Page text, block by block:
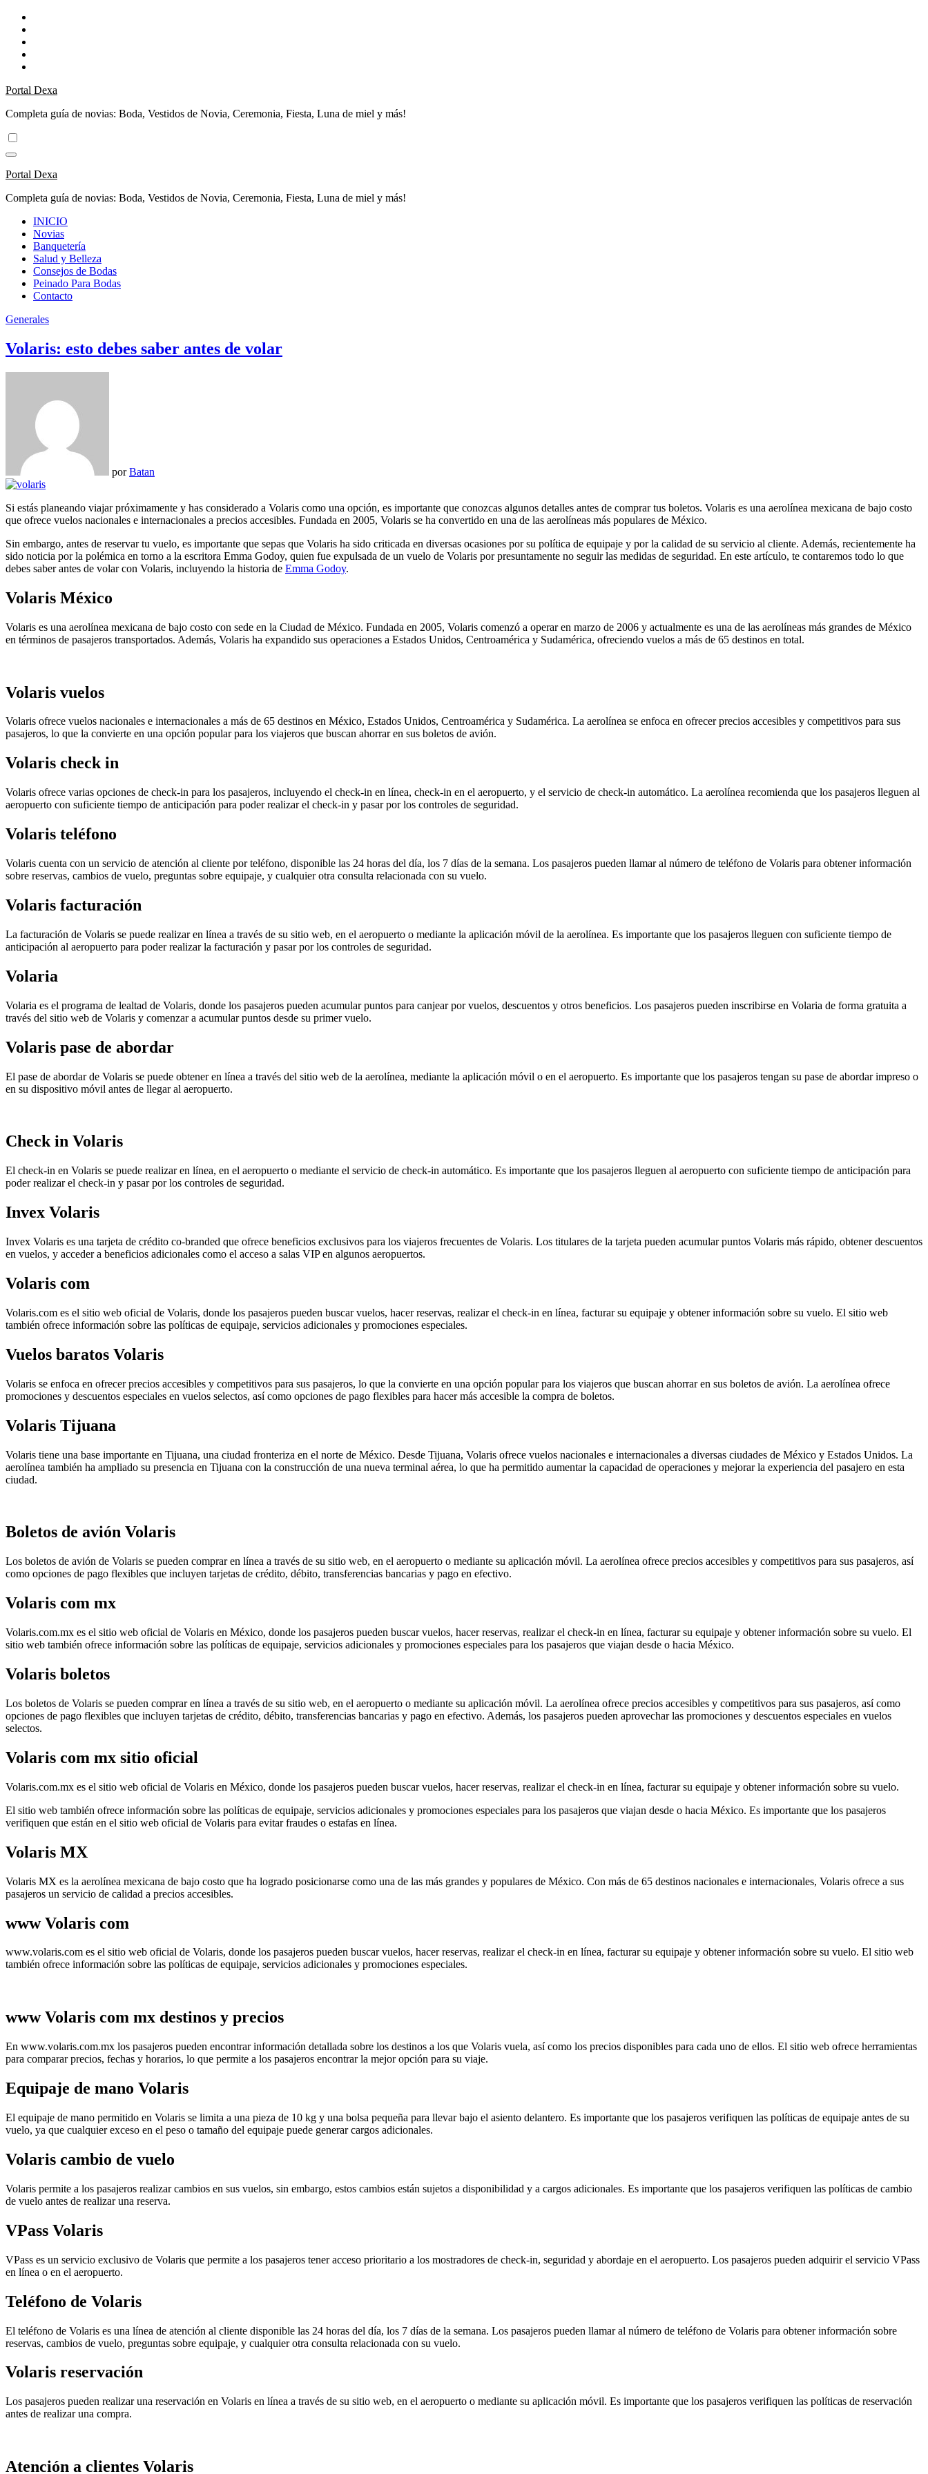
contenido
Portal Dexa
Completa guía de novias: Boda, Vestidos de Novia, Ceremonia, Fiesta, Luna de miel y más!
Portal Dexa
Completa guía de novias: Boda, Vestidos de Novia, Ceremonia, Fiesta, Luna de miel y más!
INICIO
Novias
Banquetería
Salud y Belleza
Consejos de Bodas
Peinado Para Bodas
Contacto
Generales
Volaris: esto debes saber antes de volar
porBatan
Si estás planeando viajar próximamente y has considerado a Volaris como una opción, es importante que conozcas algunos detalles antes de comprar tus boletos. Volaris es una aerolínea mexicana de bajo costo
que ofrece vuelos nacionales e internacionales a precios accesibles. Fundada en 2005, Volaris se ha convertido en una de las aerolíneas más populares de México.
Sin embargo, antes de reservar tu vuelo, es importante que sepas que Volaris ha sido criticada en diversas ocasiones por su política de equipaje y por la calidad de su servicio al cliente. Además, recientemente ha
sido noticia por la polémica en torno a la escritora Emma Godoy, quien fue expulsada de un vuelo de Volaris por presuntamente no seguir las medidas de seguridad. En este artículo, te contaremos todo lo que
debes saber antes de volar con Volaris, incluyendo la historia de Emma Godoy.
Volaris México
Volaris es una aerolínea mexicana de bajo costo con sede en la Ciudad de México. Fundada en 2005, Volaris comenzó a operar en marzo de 2006 y actualmente es una de las aerolíneas más grandes de México
en términos de pasajeros transportados. Además, Volaris ha expandido sus operaciones a Estados Unidos, Centroamérica y Sudamérica, ofreciendo vuelos a más de 65 destinos en total.
Volaris vuelos
Volaris ofrece vuelos nacionales e internacionales a más de 65 destinos en México, Estados Unidos, Centroamérica y Sudamérica. La aerolínea se enfoca en ofrecer precios accesibles y competitivos para sus
pasajeros, lo que la convierte en una opción popular para los viajeros que buscan ahorrar en sus boletos de avión.
Volaris check in
Volaris ofrece varias opciones de check-in para los pasajeros, incluyendo el check-in en línea, check-in en el aeropuerto, y el servicio de check-in automático. La aerolínea recomienda que los pasajeros lleguen al
aeropuerto con suficiente tiempo de anticipación para poder realizar el check-in y pasar por los controles de seguridad.
Volaris teléfono
Volaris cuenta con un servicio de atención al cliente por teléfono, disponible las 24 horas del día, los 7 días de la semana. Los pasajeros pueden llamar al número de teléfono de Volaris para obtener información
sobre reservas, cambios de vuelo, preguntas sobre equipaje, y cualquier otra consulta relacionada con su vuelo.
Volaris facturación
La facturación de Volaris se puede realizar en línea a través de su sitio web, en el aeropuerto o mediante la aplicación móvil de la aerolínea. Es importante que los pasajeros lleguen con suficiente tiempo de
anticipación al aeropuerto para poder realizar la facturación y pasar por los controles de seguridad.
Volaria
Volaria es el programa de lealtad de Volaris, donde los pasajeros pueden acumular puntos para canjear por vuelos, descuentos y otros beneficios. Los pasajeros pueden inscribirse en Volaria de forma gratuita a
través del sitio web de Volaris y comenzar a acumular puntos desde su primer vuelo.
Volaris pase de abordar
El pase de abordar de Volaris se puede obtener en línea a través del sitio web de la aerolínea, mediante la aplicación móvil o en el aeropuerto. Es importante que los pasajeros tengan su pase de abordar impreso o
en su dispositivo móvil antes de llegar al aeropuerto.
Check in Volaris
El check-in en Volaris se puede realizar en línea, en el aeropuerto o mediante el servicio de check-in automático. Es importante que los pasajeros lleguen al aeropuerto con suficiente tiempo de anticipación para
poder realizar el check-in y pasar por los controles de seguridad.
Invex Volaris
Invex Volaris es una tarjeta de crédito co-branded que ofrece beneficios exclusivos para los viajeros frecuentes de Volaris. Los titulares de la tarjeta pueden acumular puntos Volaris más rápido, obtener descuentos
en vuelos, y acceder a beneficios adicionales como el acceso a salas VIP en algunos aeropuertos.
Volaris com
Volaris.com es el sitio web oficial de Volaris, donde los pasajeros pueden buscar vuelos, hacer reservas, realizar el check-in en línea, facturar su equipaje y obtener información sobre su vuelo. El sitio web
también ofrece información sobre las políticas de equipaje, servicios adicionales y promociones especiales.
Vuelos baratos Volaris
Volaris se enfoca en ofrecer precios accesibles y competitivos para sus pasajeros, lo que la convierte en una opción popular para los viajeros que buscan ahorrar en sus boletos de avión. La aerolínea ofrece
promociones y descuentos especiales en vuelos selectos, así como opciones de pago flexibles para hacer más accesible la compra de boletos.
Volaris Tijuana
Volaris tiene una base importante en Tijuana, una ciudad fronteriza en el norte de México. Desde Tijuana, Volaris ofrece vuelos nacionales e internacionales a diversas ciudades de México y Estados Unidos. La
aerolínea también ha ampliado su presencia en Tijuana con la construcción de una nueva terminal aérea, lo que ha permitido aumentar la capacidad de operaciones y mejorar la experiencia del pasajero en esta
ciudad.
Boletos de avión Volaris
Los boletos de avión de Volaris se pueden comprar en línea a través de su sitio web, en el aeropuerto o mediante su aplicación móvil. La aerolínea ofrece precios accesibles y competitivos para sus pasajeros, así
como opciones de pago flexibles que incluyen tarjetas de crédito, débito, transferencias bancarias y pago en efectivo.
Volaris com mx
Volaris.com.mx es el sitio web oficial de Volaris en México, donde los pasajeros pueden buscar vuelos, hacer reservas, realizar el check-in en línea, facturar su equipaje y obtener información sobre su vuelo. El
sitio web también ofrece información sobre las políticas de equipaje, servicios adicionales y promociones especiales para los pasajeros que viajan desde o hacia México.
Volaris boletos
Los boletos de Volaris se pueden comprar en línea a través de su sitio web, en el aeropuerto o mediante su aplicación móvil. La aerolínea ofrece precios accesibles y competitivos para sus pasajeros, así como
opciones de pago flexibles que incluyen tarjetas de crédito, débito, transferencias bancarias y pago en efectivo. Además, los pasajeros pueden aprovechar las promociones y descuentos especiales en vuelos
selectos.
Volaris com mx sitio oficial
Volaris.com.mx es el sitio web oficial de Volaris en México, donde los pasajeros pueden buscar vuelos, hacer reservas, realizar el check-in en línea, facturar su equipaje y obtener información sobre su vuelo.
El sitio web también ofrece información sobre las políticas de equipaje, servicios adicionales y promociones especiales para los pasajeros que viajan desde o hacia México. Es importante que los pasajeros
verifiquen que están en el sitio web oficial de Volaris para evitar fraudes o estafas en línea.
Volaris MX
Volaris MX es la aerolínea mexicana de bajo costo que ha logrado posicionarse como una de las más grandes y populares de México. Con más de 65 destinos nacionales e internacionales, Volaris ofrece a sus
pasajeros un servicio de calidad a precios accesibles.
www Volaris com
www.volaris.com es el sitio web oficial de Volaris, donde los pasajeros pueden buscar vuelos, hacer reservas, realizar el check-in en línea, facturar su equipaje y obtener información sobre su vuelo. El sitio web
también ofrece información sobre las políticas de equipaje, servicios adicionales y promociones especiales.
www Volaris com mx destinos y precios
En www.volaris.com.mx los pasajeros pueden encontrar información detallada sobre los destinos a los que Volaris vuela, así como los precios disponibles para cada uno de ellos. El sitio web ofrece herramientas
para comparar precios, fechas y horarios, lo que permite a los pasajeros encontrar la mejor opción para su viaje.
Equipaje de mano Volaris
El equipaje de mano permitido en Volaris se limita a una pieza de 10 kg y una bolsa pequeña para llevar bajo el asiento delantero. Es importante que los pasajeros verifiquen las políticas de equipaje antes de su
vuelo, ya que cualquier exceso en el peso o tamaño del equipaje puede generar cargos adicionales.
Volaris cambio de vuelo
Volaris permite a los pasajeros realizar cambios en sus vuelos, sin embargo, estos cambios están sujetos a disponibilidad y a cargos adicionales. Es importante que los pasajeros verifiquen las políticas de cambio
de vuelo antes de realizar una reserva.
VPass Volaris
VPass es un servicio exclusivo de Volaris que permite a los pasajeros tener acceso prioritario a los mostradores de check-in, seguridad y abordaje en el aeropuerto. Los pasajeros pueden adquirir el servicio VPass
en línea o en el aeropuerto.
Teléfono de Volaris
El teléfono de Volaris es una línea de atención al cliente disponible las 24 horas del día, los 7 días de la semana. Los pasajeros pueden llamar al número de teléfono de Volaris para obtener información sobre
reservas, cambios de vuelo, preguntas sobre equipaje, y cualquier otra consulta relacionada con su vuelo.
Volaris reservación
Los pasajeros pueden realizar una reservación en Volaris en línea a través de su sitio web, en el aeropuerto o mediante su aplicación móvil. Es importante que los pasajeros verifiquen las políticas de reservación
antes de realizar una compra.
Atención a clientes Volaris